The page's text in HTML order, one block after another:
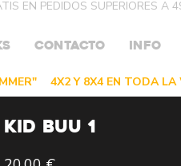
CONTACTO INFO
KID BUU 1